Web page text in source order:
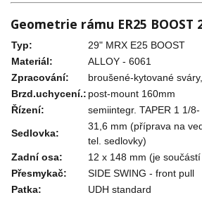
Geometrie rámu ER25 BOOST
Typ:
29" MRX E25 BOOST
Materiál:
ALLOY - 6061
Zpracování:
broušené-kytované
Brzd.uchycení.: post-mount 160mm
Řízení:
semiintegr. TAPER 1 1/
Sedlovka:
31,6 mm (příprava na
tel. sedlovky)
Zadní osa:
12 x 148 mm (je
Přesmykač:
SIDE SWING - front pull
Patka:
UDH standard